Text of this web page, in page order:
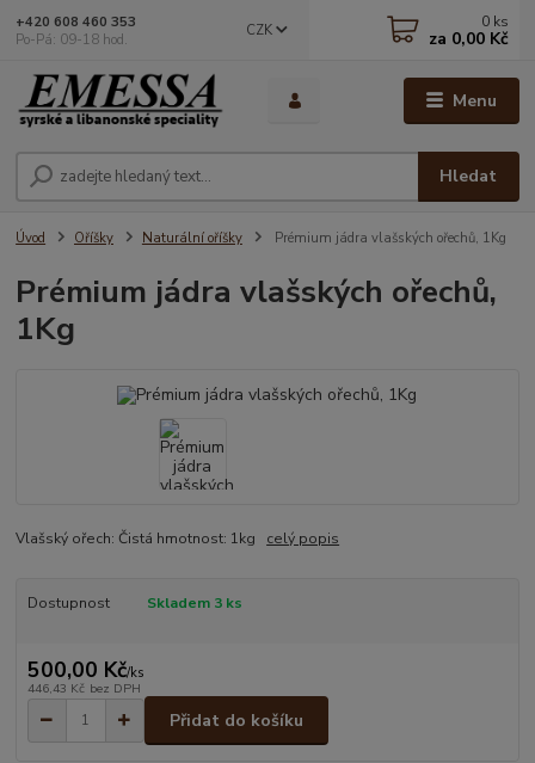
Menu
CZK
Hledat
+420 608 460 353
Po-Pá: 09-18 hod.
0 ks
za 0,00 Kč
Úvod Oříšky Naturální oříšky Prémium jádra vlašských ořechů, 1Kg
Prémium jádra vlašských ořechů,
1Kg
Vlašský ořech: Čistá hmotnost: 1kg celý popis
Dostupnost Skladem 3 ks
500,00 Kč/ks
446,43 Kč bez DPH
Přidat do košíku